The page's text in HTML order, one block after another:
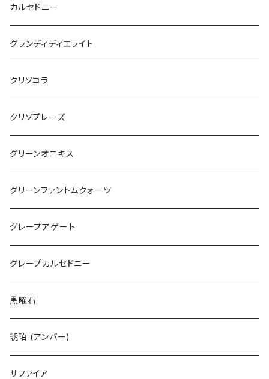
カルセドニー
グランディディエライト
クリソコラ
クリソプレーズ
グリーンオニキス
グリーンファントムクォーツ
グレープアゲート
グレープカルセドニー
黒曜石
琥珀 (アンバー)
サファイア